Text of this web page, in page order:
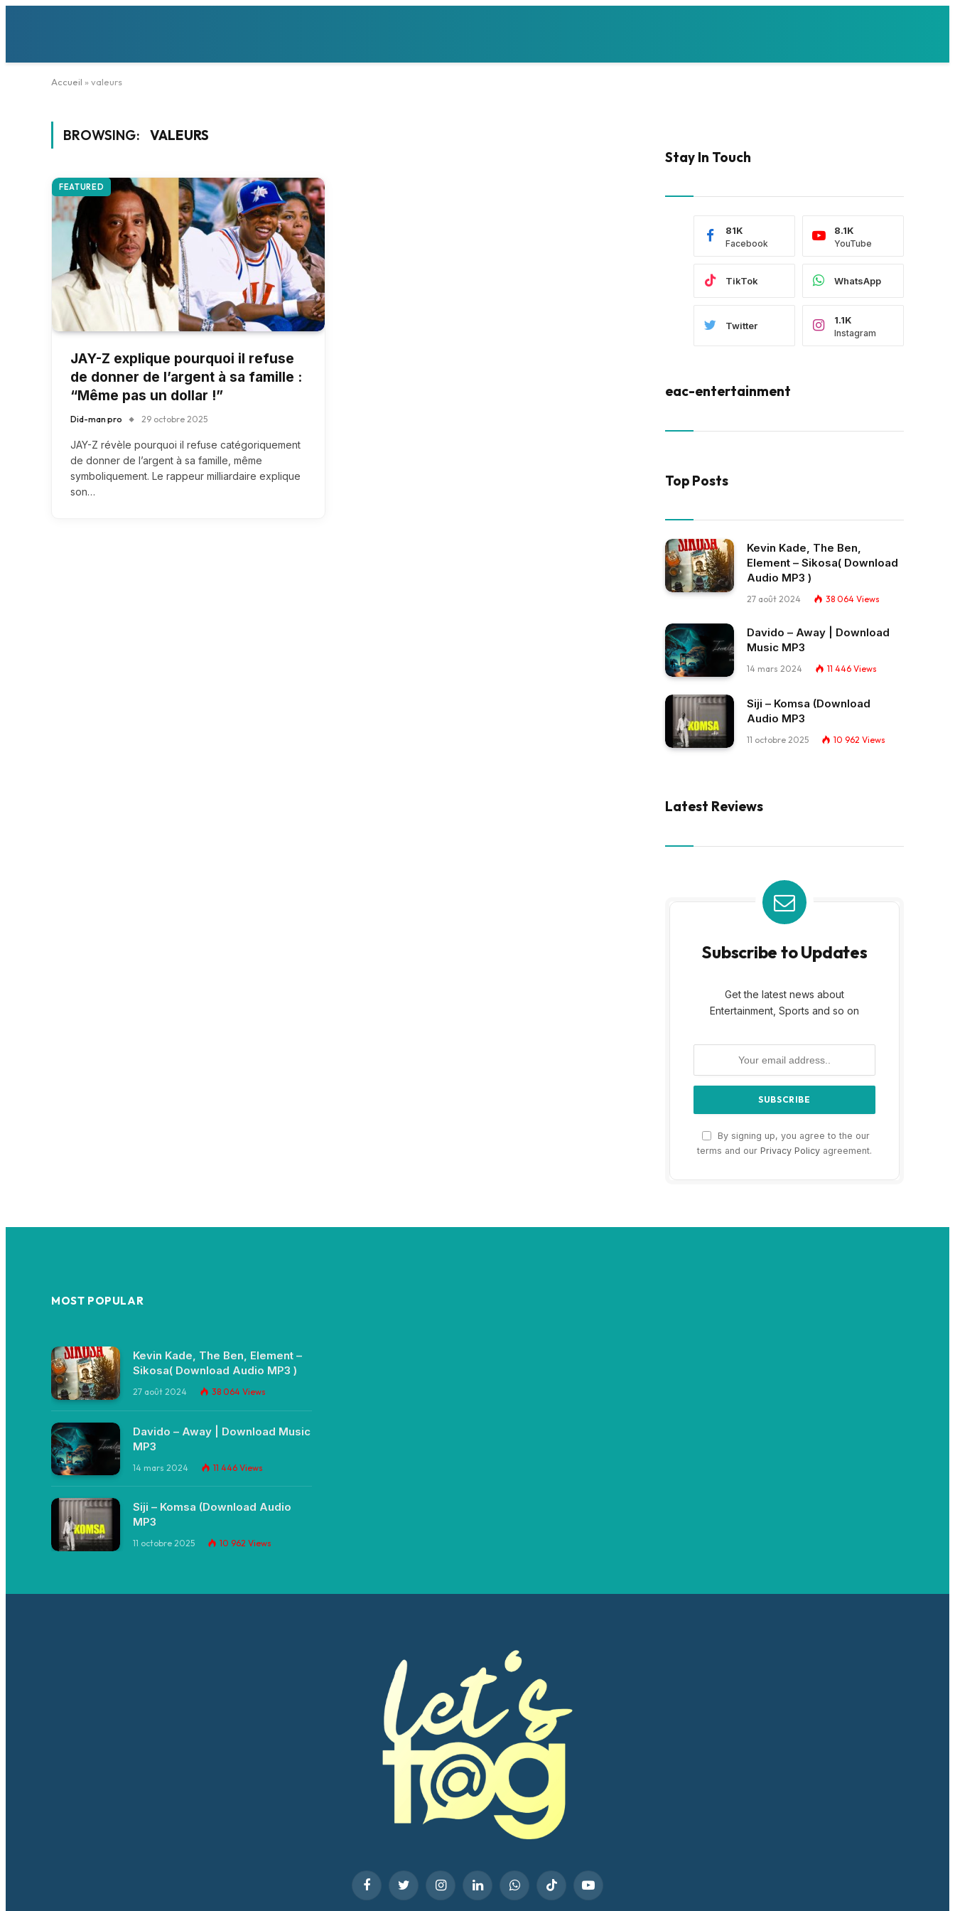
Accueil » valeurs
BROWSING: VALEURS
FEATURED
JAY-Z explique pourquoi il refuse
de donner de l’argent à sa famille :
“Même pas un dollar !”
Did-man pro 29 octobre 2025
JAY-Z révèle pourquoi il refuse catégoriquement
de donner de l’argent à sa famille, même
symboliquement. Le rappeur milliardaire explique
son…
Stay In Touch
Facebook
81K
YouTube
8.1K
TikTok WhatsApp
Twitter
Instagram
1.1K
eac-entertainment
Top Posts
Kevin Kade, The Ben,
Element – Sikosa( Download
Audio MP3 )
27 août 2024 38 064 Views
Davido – Away | Download
Music MP3
14 mars 2024 11 446 Views
Siji – Komsa (Download
Audio MP3
11 octobre 2025 10 962 Views
Latest Reviews
Subscribe to Updates
Get the latest news about
Entertainment, Sports and so on
By signing up, you agree to the our
terms and our Privacy Policy agreement.
MOST POPULAR
Kevin Kade, The Ben, Element –
Sikosa( Download Audio MP3 )
27 août 2024 38 064 Views
Davido – Away | Download Music
MP3
14 mars 2024 11 446 Views
Siji – Komsa (Download Audio
MP3
11 octobre 2025 10 962 Views
FacebookTwitter InstagramLinkedInWhatsAppTikTok YouTube